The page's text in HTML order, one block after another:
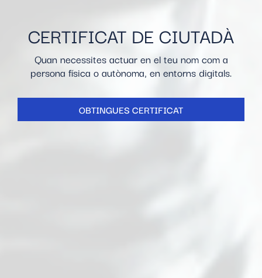
CERTIFICAT DE CIUTADÀ
Quan necessites actuar en el teu nom com a
persona física o autònoma, en entorns digitals.
OBTINGUES CERTIFICAT